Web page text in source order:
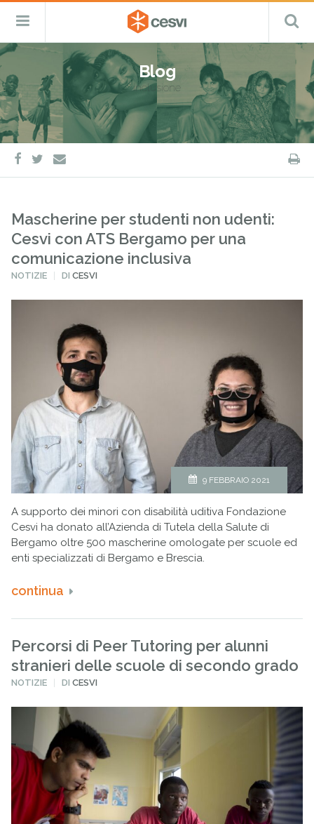
Salta
al
contenuto
CESVI
Fondazione
–
ETS
Cooperazione,
Emergenza
e
Sviluppo
Menu
Blog
inclusione
facebook
twitter
e-
mail
Mascherine per studenti non udenti:
Cesvi con ATS Bergamo per una
comunicazione inclusiva
PUBBLICATO
NOTIZIE DICESVI
9 FEBBRAIO 2021
A supporto dei minori con disabilità uditiva Fondazione
Cesvi ha donato all’Azienda di Tutela della Salute di
Bergamo oltre 500 mascherine omologate per scuole ed
enti specializzati di Bergamo e Brescia.
continua
Percorsi di Peer Tutoring per alunni
stranieri delle scuole di secondo grado
PUBBLICATO
NOTIZIE DICESVI